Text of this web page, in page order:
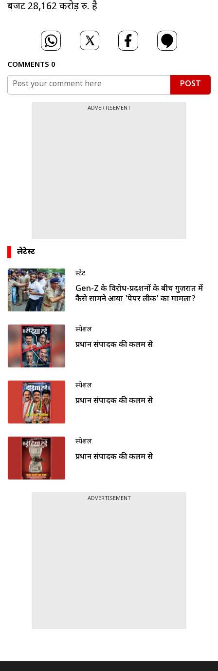
बजट 28,162 करोड़ रु. है
COMMENTS 0
POST
ADVERTISEMENT
लेटेस्ट
स्टेट
Gen-Z के विरोध-प्रदर्शनों के बीच गुजरात में
कैसे सामने आया 'पेपर लीक' का मामला?
स्पेशल
प्रधान संपादक की कलम से
स्पेशल
प्रधान संपादक की कलम से
स्पेशल
प्रधान संपादक की कलम से
ADVERTISEMENT